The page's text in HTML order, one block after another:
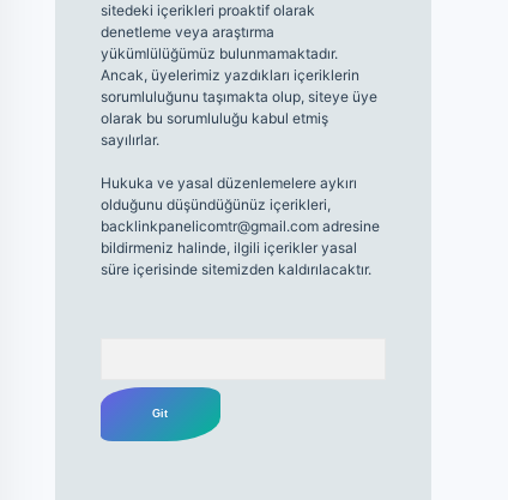
sitedeki içerikleri proaktif olarak
denetleme veya araştırma
yükümlülüğümüz bulunmamaktadır.
Ancak, üyelerimiz yazdıkları içeriklerin
sorumluluğunu taşımakta olup, siteye üye
olarak bu sorumluluğu kabul etmiş
sayılırlar.
Hukuka ve yasal düzenlemelere aykırı
olduğunu düşündüğünüz içerikleri,
backlinkpanelicomtr@gmail.comadresine
bildirmeniz halinde, ilgili içerikler yasal
süre içerisinde sitemizden kaldırılacaktır.